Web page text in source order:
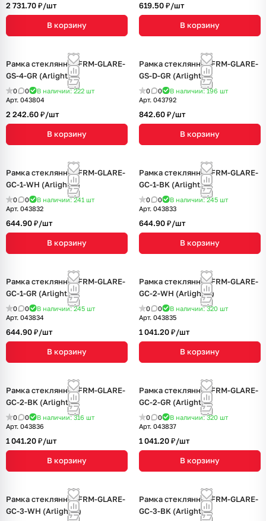
2 731.70 ₽/шт
В корзину
619.50 ₽/шт
В корзину
Рамка стеклянная FRM-GLARE-
GS-4-GR (Arlight, -)
0 0 В наличии: 222 шт
Арт. 043804
2 242.60 ₽/шт
В корзину
Рамка стеклянная FRM-GLARE-
GS-D-GR (Arlight, -)
0 0 В наличии: 196 шт
Арт. 043792
842.60 ₽/шт
В корзину
Рамка стеклянная FRM-GLARE-
GC-1-WH (Arlight, -)
0 0 В наличии: 241 шт
Арт. 043832
644.90 ₽/шт
В корзину
Рамка стеклянная FRM-GLARE-
GC-1-BK (Arlight, -)
0 0 В наличии: 245 шт
Арт. 043833
644.90 ₽/шт
В корзину
Рамка стеклянная FRM-GLARE-
GC-1-GR (Arlight, -)
0 0 В наличии: 245 шт
Арт. 043834
644.90 ₽/шт
В корзину
Рамка стеклянная FRM-GLARE-
GC-2-WH (Arlight, -)
0 0 В наличии: 320 шт
Арт. 043835
1 041.20 ₽/шт
В корзину
Рамка стеклянная FRM-GLARE-
GC-2-BK (Arlight, -)
0 0 В наличии: 316 шт
Арт. 043836
1 041.20 ₽/шт
В корзину
Рамка стеклянная FRM-GLARE-
GC-2-GR (Arlight, -)
0 0 В наличии: 320 шт
Арт. 043837
1 041.20 ₽/шт
В корзину
Рамка стеклянная FRM-GLARE-
GC-3-WH (Arlight, -)
Рамка стеклянная FRM-GLARE-
GC-3-BK (Arlight, -)